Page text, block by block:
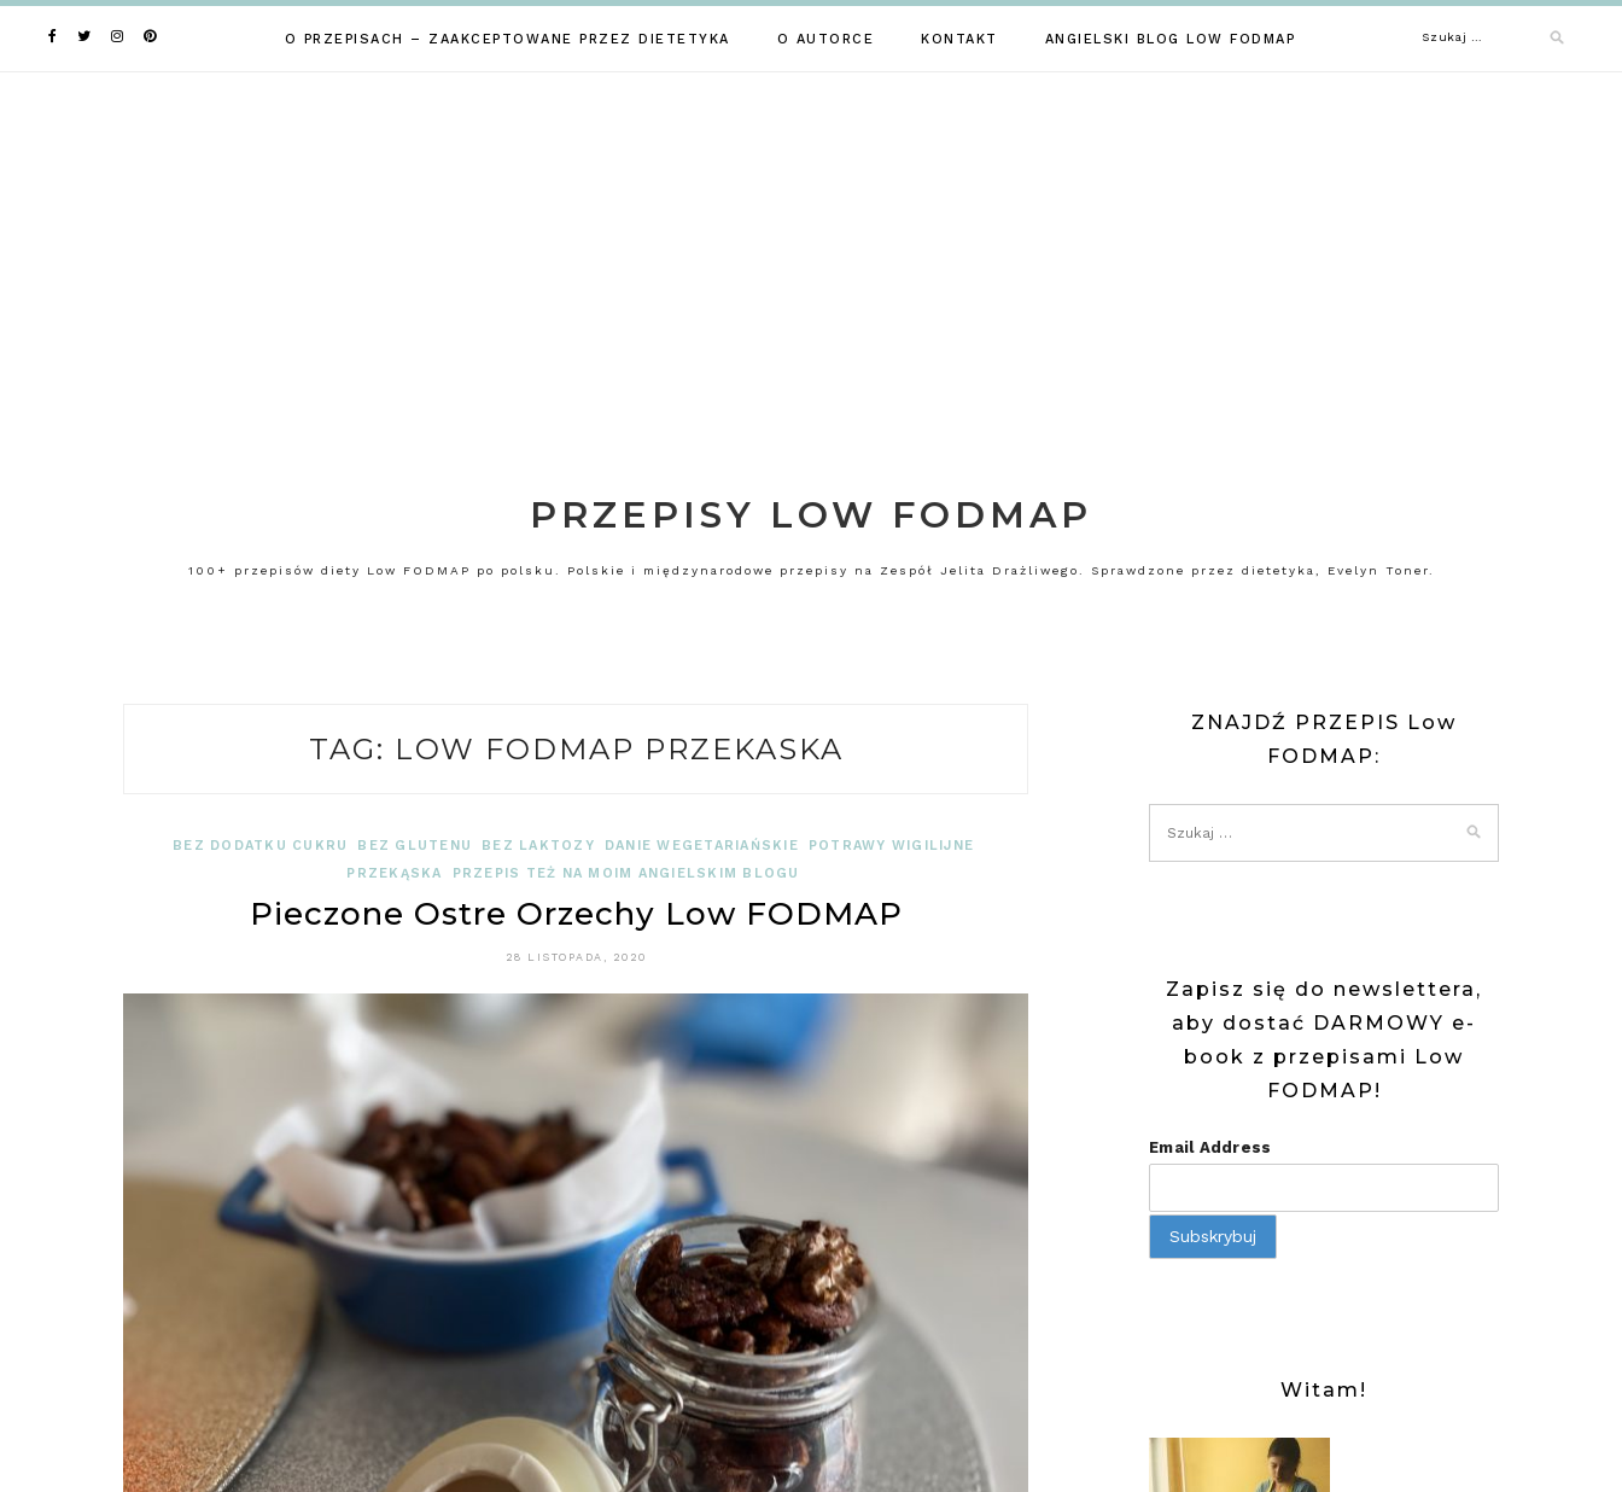
O PRZEPISACH – ZAAKCEPTOWANE PRZEZ DIETETYKA O AUTORCE KONTAKT ANGIELSKI BLOG LOW FODMAP Szukaj:
PRZEPISY LOW FODMAP
100+ przepisów diety Low FODMAP po polsku. Polskie i międzynarodowe przepisy na Zespół Jelita Drażliwego. Sprawdzone przez dietetyka, Evelyn Toner.
TAG: LOW FODMAP PRZEKASKA
BEZ DODATKU CUKRU BEZ GLUTENU BEZ LAKTOZY DANIE WEGETARIAŃSKIE
POTRAWY WIGILIJNE
PRZEKĄSKA
PRZEPIS TEŻ NA MOIM ANGIELSKIM BLOGU
Pieczone Ostre Orzechy Low FODMAP
28 LISTOPADA, 2020
ZNAJDŹ PRZEPIS Low
FODMAP:
Zapisz się do newslettera,
aby dostać DARMOWY e-
book z przepisami Low
FODMAP!
Email Address
Witam!